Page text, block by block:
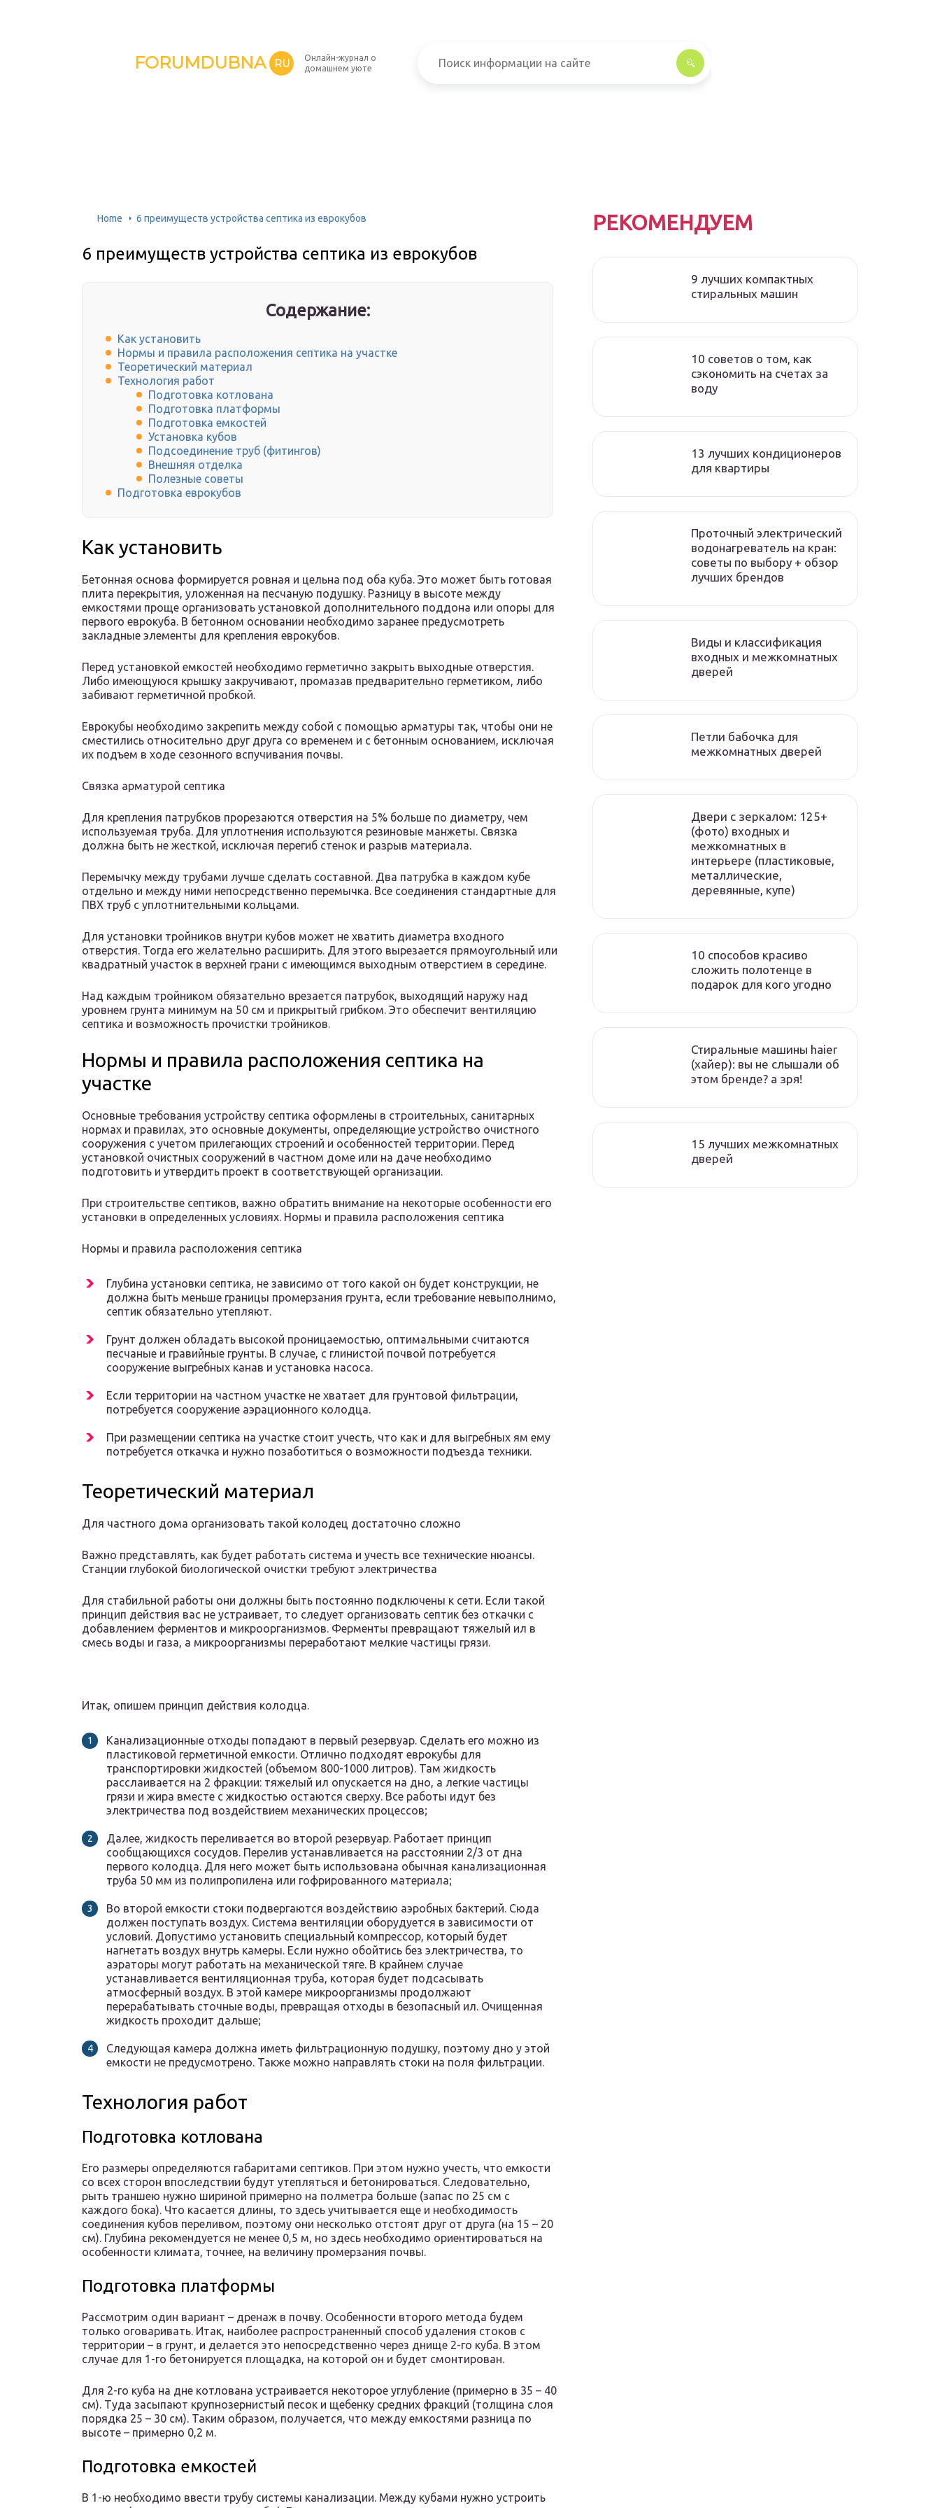
FORUMDUBNA RU
Онлайн-журнал о
домашнем уюте
Home 6 преимуществ устройства септика из еврокубов
6 преимуществ устройства септика из еврокубов
Содержание:
Как установить
Нормы и правила расположения септика на участке
Теоретический материал
Технология работ
Подготовка котлована
Подготовка платформы
Подготовка емкостей
Установка кубов
Подсоединение труб (фитингов)
Внешняя отделка
Полезные советы
Подготовка еврокубов
Как установить
Бетонная основа формируется ровная и цельна под оба куба. Это может быть готовая
плита перекрытия, уложенная на песчаную подушку. Разницу в высоте между
емкостями проще организовать установкой дополнительного поддона или опоры для
первого еврокуба. В бетонном основании необходимо заранее предусмотреть
закладные элементы для крепления еврокубов.
Перед установкой емкостей необходимо герметично закрыть выходные отверстия.
Либо имеющуюся крышку закручивают, промазав предварительно герметиком, либо
забивают герметичной пробкой.
Еврокубы необходимо закрепить между собой с помощью арматуры так, чтобы они не
сместились относительно друг друга со временем и с бетонным основанием, исключая
их подъем в ходе сезонного вспучивания почвы.
Связка арматурой септика
Для крепления патрубков прорезаются отверстия на 5% больше по диаметру, чем
используемая труба. Для уплотнения используются резиновые манжеты. Связка
должна быть не жесткой, исключая перегиб стенок и разрыв материала.
Перемычку между трубами лучше сделать составной. Два патрубка в каждом кубе
отдельно и между ними непосредственно перемычка. Все соединения стандартные для
ПВХ труб с уплотнительными кольцами.
Для установки тройников внутри кубов может не хватить диаметра входного
отверстия. Тогда его желательно расширить. Для этого вырезается прямоугольный или
квадратный участок в верхней грани с имеющимся выходным отверстием в середине.
Над каждым тройником обязательно врезается патрубок, выходящий наружу над
уровнем грунта минимум на 50 см и прикрытый грибком. Это обеспечит вентиляцию
септика и возможность прочистки тройников.
Нормы и правила расположения септика на
участке
Основные требования устройству септика оформлены в строительных, санитарных
нормах и правилах, это основные документы, определяющие устройство очистного
сооружения с учетом прилегающих строений и особенностей территории. Перед
установкой очистных сооружений в частном доме или на даче необходимо
подготовить и утвердить проект в соответствующей организации.
При строительстве септиков, важно обратить внимание на некоторые особенности его
установки в определенных условиях. Нормы и правила расположения септика
Нормы и правила расположения септика
Глубина установки септика, не зависимо от того какой он будет конструкции, не
должна быть меньше границы промерзания грунта, если требование невыполнимо,
септик обязательно утепляют.
Грунт должен обладать высокой проницаемостью, оптимальными считаются
песчаные и гравийные грунты. В случае, с глинистой почвой потребуется
сооружение выгребных канав и установка насоса.
Если территории на частном участке не хватает для грунтовой фильтрации,
потребуется сооружение аэрационного колодца.
При размещении септика на участке стоит учесть, что как и для выгребных ям ему
потребуется откачка и нужно позаботиться о возможности подъезда техники.
Теоретический материал
Для частного дома организовать такой колодец достаточно сложно
Важно представлять, как будет работать система и учесть все технические нюансы.
Станции глубокой биологической очистки требуют электричества
Для стабильной работы они должны быть постоянно подключены к сети. Если такой
принцип действия вас не устраивает, то следует организовать септик без откачки с
добавлением ферментов и микроорганизмов. Ферменты превращают тяжелый ил в
смесь воды и газа, а микроорганизмы переработают мелкие частицы грязи.
Итак, опишем принцип действия колодца.
Канализационные отходы попадают в первый резервуар. Сделать его можно из
пластиковой герметичной емкости. Отлично подходят еврокубы для
транспортировки жидкостей (объемом 800-1000 литров). Там жидкость
расслаивается на 2 фракции: тяжелый ил опускается на дно, а легкие частицы
грязи и жира вместе с жидкостью остаются сверху. Все работы идут без
электричества под воздействием механических процессов;
Далее, жидкость переливается во второй резервуар. Работает принцип
сообщающихся сосудов. Перелив устанавливается на расстоянии 2/3 от дна
первого колодца. Для него может быть использована обычная канализационная
труба 50 мм из полипропилена или гофрированного материала;
Во второй емкости стоки подвергаются воздействию аэробных бактерий. Сюда
должен поступать воздух. Система вентиляции оборудуется в зависимости от
условий. Допустимо установить специальный компрессор, который будет
нагнетать воздух внутрь камеры. Если нужно обойтись без электричества, то
аэраторы могут работать на механической тяге. В крайнем случае
устанавливается вентиляционная труба, которая будет подсасывать
атмосферный воздух. В этой камере микроорганизмы продолжают
перерабатывать сточные воды, превращая отходы в безопасный ил. Очищенная
жидкость проходит дальше;
Следующая камера должна иметь фильтрационную подушку, поэтому дно у этой
емкости не предусмотрено. Также можно направлять стоки на поля фильтрации.
Технология работ
Подготовка котлована
Его размеры определяются габаритами септиков. При этом нужно учесть, что емкости
со всех сторон впоследствии будут утепляться и бетонироваться. Следовательно,
рыть траншею нужно шириной примерно на полметра больше (запас по 25 см с
каждого бока). Что касается длины, то здесь учитывается еще и необходимость
соединения кубов переливом, поэтому они несколько отстоят друг от друга (на 15 – 20
см). Глубина рекомендуется не менее 0,5 м, но здесь необходимо ориентироваться на
особенности климата, точнее, на величину промерзания почвы.
Подготовка платформы
Рассмотрим один вариант – дренаж в почву. Особенности второго метода будем
только оговаривать. Итак, наиболее распространенный способ удаления стоков с
территории – в грунт, и делается это непосредственно через днище 2-го куба. В этом
случае для 1-го бетонируется площадка, на которой он и будет смонтирован.
Для 2-го куба на дне котлована устраивается некоторое углубление (примерно в 35 – 40
см). Туда засыпают крупнозернистый песок и щебенку средних фракций (толщина слоя
порядка 25 – 30 см). Таким образом, получается, что между емкостями разница по
высоте – примерно 0,2 м.
Подготовка емкостей
В 1-ю необходимо ввести трубу системы канализации. Между кубами нужно устроить
РЕКОМЕНДУЕМ
9 лучших компактных
стиральных машин
10 советов о том, как
сэкономить на счетах за
воду
13 лучших кондиционеров
для квартиры
Проточный электрический
водонагреватель на кран:
советы по выбору + обзор
лучших брендов
Виды и классификация
входных и межкомнатных
дверей
Петли бабочка для
межкомнатных дверей
Двери с зеркалом: 125+
(фото) входных и
межкомнатных в
интерьере (пластиковые,
металлические,
деревянные, купе)
10 способов красиво
сложить полотенце в
подарок для кого угодно
Стиральные машины haier
(хайер): вы не слышали об
этом бренде? а зря!
15 лучших межкомнатных
дверей